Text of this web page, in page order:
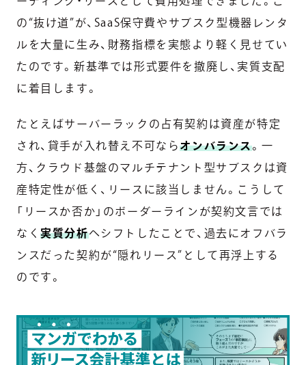
の“抜け道”が、SaaS保守費やサブスク型機器レンタ
ルを大量に生み、財務指標を実態より軽く見せてい
たのです。新基準では形式要件を撤廃し、実質支配
に着目します。
たとえばサーバーラックの占有契約は資産が特定
され、貸手が入れ替え不可ならオンバランス。一
方、クラウド基盤のマルチテナント型サブスクは資
産特定性が低く、リースに該当しません。こうして
「リースか否か」のボーダーラインが契約文言では
なく実質分析へシフトしたことで、過去にオフバラ
ンスだった契約が“隠れリース”として再浮上する
のです。